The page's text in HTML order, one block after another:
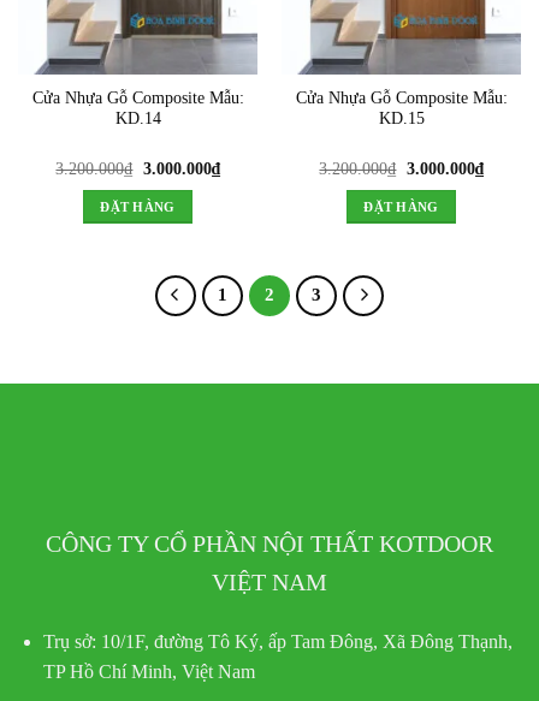
Cửa Nhựa Gỗ Composite Mẫu:
KD.14
3.200.000₫ Giá
là:
3.200.000₫.
3.000.000₫Giá
ĐẶT HÀNG
Cửa Nhựa Gỗ Composite Mẫu:
KD.15
3.200.000₫ Giá
là:
3.200.000₫.
3.000.000₫Giá
ĐẶT HÀNG
1 2 3
CÔNG TY CỔ PHẦN NỘI THẤT KOTDOOR
VIỆT NAM
Trụ sở: 10/1F, đường Tô Ký, ấp Tam Đông, Xã Đông Thạnh,
TP Hồ Chí Minh, Việt Nam